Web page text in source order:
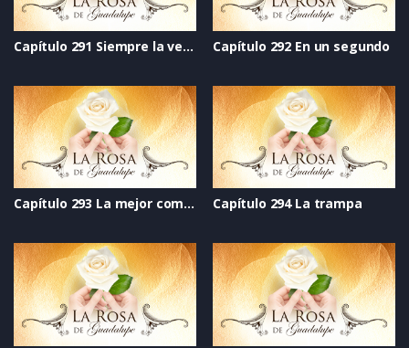
Capítulo 291 Siempre la verdad Capítulo 292 En un segundo
Capítulo 293 La mejor compañía Capítulo 294 La trampa